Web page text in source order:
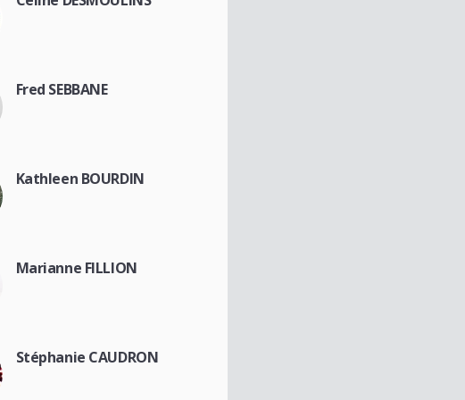
Fred SEBBANE
Kathleen BOURDIN
Marianne FILLION
Stéphanie CAUDRON